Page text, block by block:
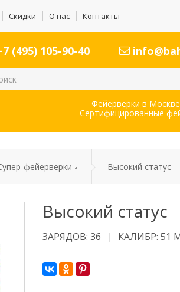
Скидки О нас Контакты
(495) 105-90-40
Фейерверки в
Сертифицированные
фейерверки Высокий статус
Высокий статус
ЗАРЯДОВ: 36 КАЛИБР: 51